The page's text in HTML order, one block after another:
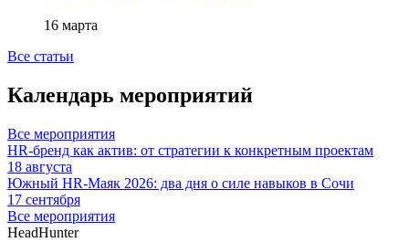
16 марта
Все статьи
Календарь мероприятий
Все мероприятия
HR-бренд как актив: от стратегии к конкретным проектам
18 августа
Южный HR-Маяк 2026: два дня о силе навыков в Сочи
17 сентября
Все мероприятия
HeadHunter